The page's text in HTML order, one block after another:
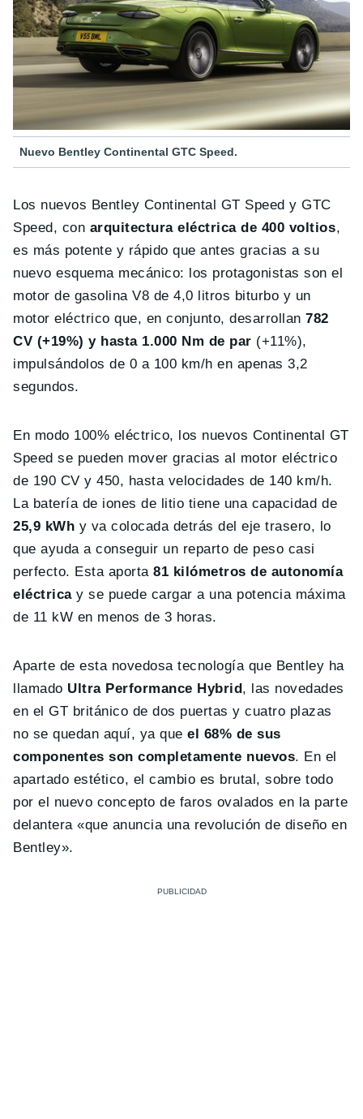
Nuevo Bentley Continental GTC Speed.
Los nuevos Bentley Continental GT Speed y GTC
Speed, con arquitectura eléctrica de 400 voltios,
es más potente y rápido que antes gracias a su
nuevo esquema mecánico: los protagonistas son el
motor de gasolina V8 de 4,0 litros biturbo y un
motor eléctrico que, en conjunto, desarrollan782
CV (+19%) y hasta 1.000 Nm de par (+11%),
impulsándolos de 0 a 100 km/h en apenas 3,2
segundos.
En modo 100% eléctrico, los nuevos Continental GT
Speed se pueden mover gracias al motor eléctrico
de 190 CV y 450, hasta velocidades de 140 km/h.
La batería de iones de litio tiene una capacidad de
25,9 kWh y va colocada detrás del eje trasero, lo
que ayuda a conseguir un reparto de peso casi
perfecto. Esta aporta81 kilómetros de autonomía
eléctricay se puede cargar a una potencia máxima
de 11 kW en menos de 3 horas.
Aparte de esta novedosa tecnología que Bentley ha
llamado Ultra Performance Hybrid, las novedades
en el GT británico de dos puertas y cuatro plazas
no se quedan aquí, ya queel 68% de sus
componentes son completamente nuevos. En el
apartado estético, el cambio es brutal, sobre todo
por el nuevo concepto de faros ovalados en la parte
delantera «que anuncia una revolución de diseño en
Bentley».